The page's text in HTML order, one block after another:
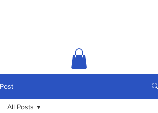
Post
All Posts